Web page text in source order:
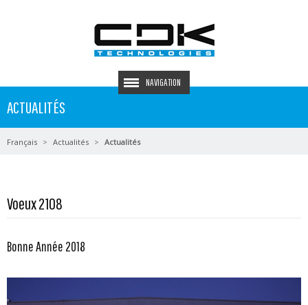
NAVIGATION
ACTUALITÉS
Français Actualités Actualités
Voeux 2108
Bonne Année 2018